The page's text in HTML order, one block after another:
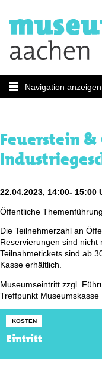
Navigation anzeigen
Feuerstein &
22.04.2023, 14:00- 15:00
Öffentliche
Die Teilnehmerzahl an
Reservierungen sind nicht
Teilnahmetickets sind ab
Kasse erhältlich.
Museumseintritt zzgl.
Treffpunkt Museumskasse
KOSTEN
Eintritt